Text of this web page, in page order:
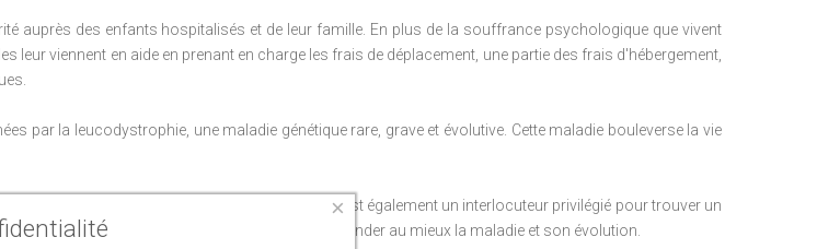
auprès des enfants hospitalisés et de leur famille. En plus de la souffrance psychologique que vivent
leur viennent en aide en prenant en charge les frais de déplacement, une partie des frais d'hébergement,
par la leucodystrophie, une maladie génétique rare, grave et évolutive. Cette maladie bouleverse la vie
face à la maladie et à ses conséquences.
Elle est également un interlocuteur privilégié pour trouver un
familles les informations nécessaires pour appréhender au mieux la maladie et son évolution.
×